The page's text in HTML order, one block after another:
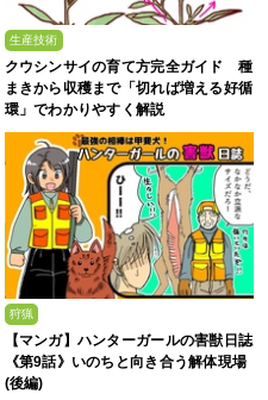
生産技術
クウシンサイの育て方完全ガイド 種
まきから収穫まで「切れば増える好循
環」でわかりやすく解説
狩猟
【マンガ】ハンターガールの害獣日誌
《第9話》いのちと向き合う解体現場
(後編)